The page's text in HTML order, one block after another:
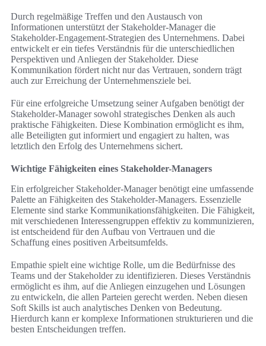
Durch regelmäßige Treffen und den Austausch von
Informationen unterstützt der Stakeholder-Manager die
Stakeholder-Engagement-Strategien des Unternehmens. Dabei
entwickelt er ein tiefes Verständnis für die unterschiedlichen
Perspektiven und Anliegen der Stakeholder. Diese
Kommunikation fördert nicht nur das Vertrauen, sondern trägt
auch zur Erreichung der Unternehmensziele bei.
Für eine erfolgreiche Umsetzung seiner Aufgaben benötigt der
Stakeholder-Manager sowohl strategisches Denken als auch
praktische Fähigkeiten. Diese Kombination ermöglicht es ihm,
alle Beteiligten gut informiert und engagiert zu halten, was
letztlich den Erfolg des Unternehmens sichert.
Wichtige Fähigkeiten eines Stakeholder-Managers
Ein erfolgreicher Stakeholder-Manager benötigt eine umfassende
Palette an Fähigkeiten des Stakeholder-Managers. Essenzielle
Elemente sind starke Kommunikationsfähigkeiten. Die Fähigkeit,
mit verschiedenen Interessengruppen effektiv zu kommunizieren,
ist entscheidend für den Aufbau von Vertrauen und die
Schaffung eines positiven Arbeitsumfelds.
Empathie spielt eine wichtige Rolle, um die Bedürfnisse des
Teams und der Stakeholder zu identifizieren. Dieses Verständnis
ermöglicht es ihm, auf die Anliegen einzugehen und Lösungen
zu entwickeln, die allen Parteien gerecht werden. Neben diesen
Soft Skills ist auch analytisches Denken von Bedeutung.
Hierdurch kann er komplexe Informationen strukturieren und die
besten Entscheidungen treffen.